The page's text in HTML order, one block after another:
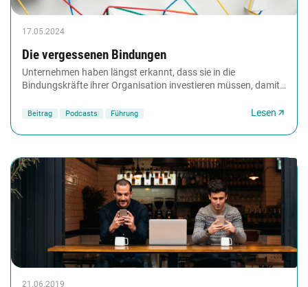
17.05.2024
Die vergessenen Bindungen
Unternehmen haben längst erkannt, dass sie in die
Bindungskräfte ihrer Organisation investieren müssen, damit
Beitrag Podcasts Führung Lesen
21.06.2019